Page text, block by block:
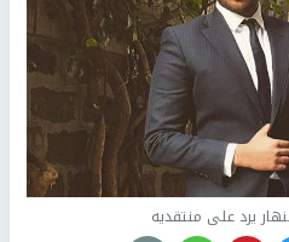
يرد على منتقديه